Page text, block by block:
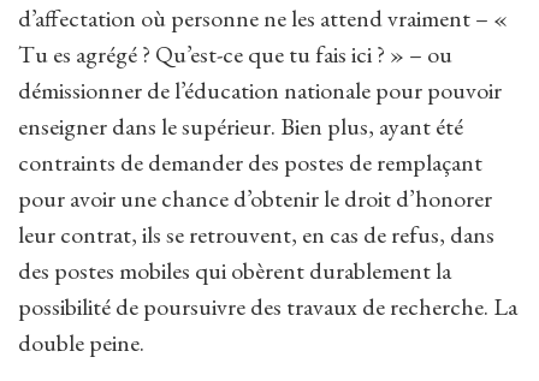
d’affectation où personne ne les attend vraiment – «
Tu es agrégé ? Qu’est-ce que tu fais ici ? » – ou
démissionner de l’éducation nationale pour pouvoir
enseigner dans le supérieur. Bien plus, ayant été
contraints de demander des postes de remplaçant
pour avoir une chance d’obtenir le droit d’honorer
leur contrat, ils se retrouvent, en cas de refus, dans
des postes mobiles qui obèrent durablement la
possibilité de poursuivre des travaux de recherche. La
double peine.